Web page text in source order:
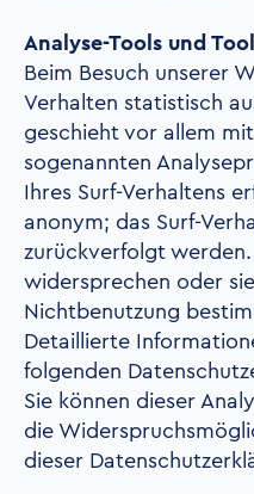
Analyse-Tools und
Beim Besuch unserer
Verhalten statistisch
geschieht vor allem
sogenannten
Ihres Surf-Verhaltens
anonym; das Surf-
zurückverfolgt
widersprechen oder
Nichtbenutzung
Detaillierte
folgenden
Sie können dieser
die
dieser